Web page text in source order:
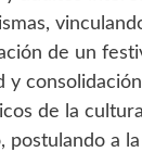
de un
y
de la
postulando a